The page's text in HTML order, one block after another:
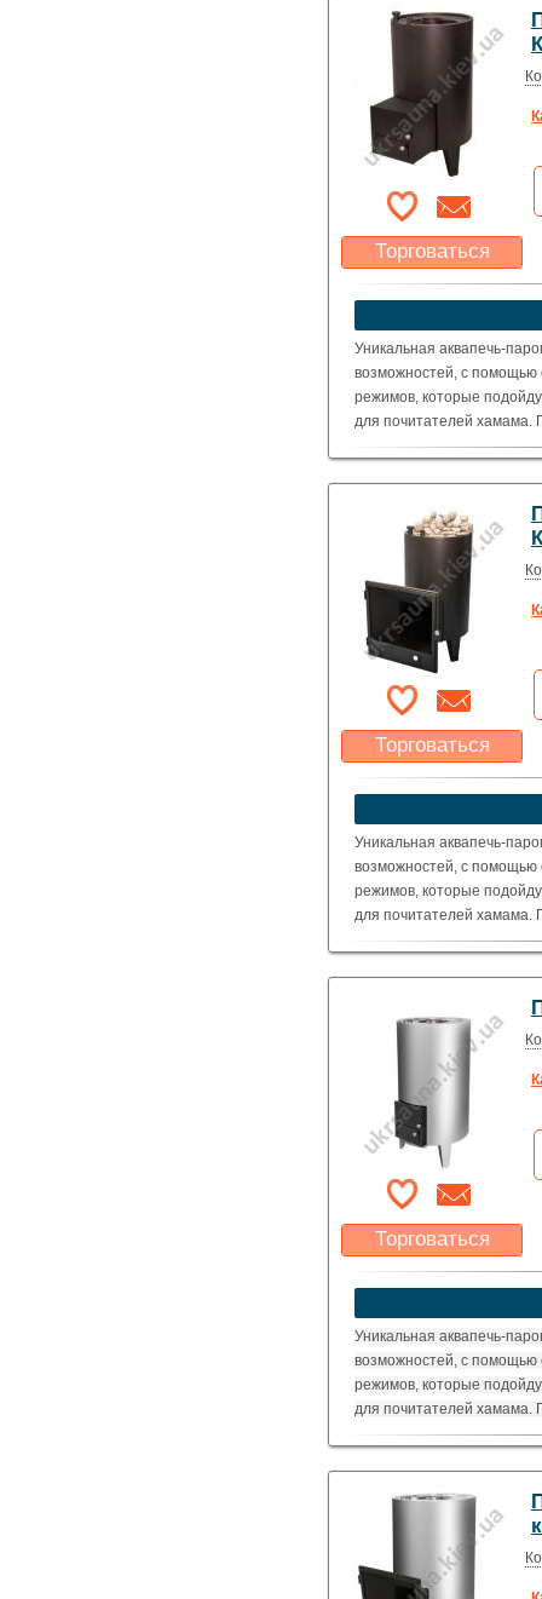
Торговаться
Какая цена Вас
устроит?
Уникальная аквапечь-
возможностей, с помощью
режимов, которые
для почитателей хамама.
приготовления пищи.
Торговаться
Какая цена Вас
устроит?
Уникальная аквапечь-
возможностей, с помощью
режимов, которые
для почитателей хамама.
приготовления пищи.
Торговаться
Какая цена Вас
устроит?
Уникальная аквапечь-
возможностей, с помощью
режимов, которые
для почитателей хамама.
приготовления пищи.